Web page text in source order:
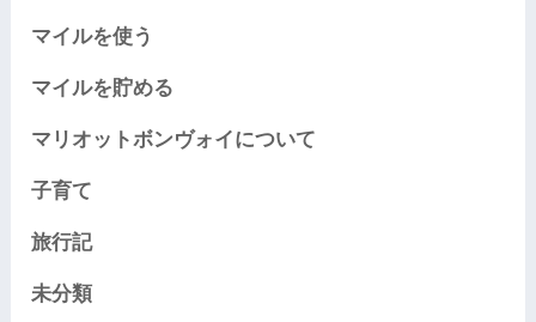
マイルを使う
マイルを貯める
マリオットボンヴォイについて
子育て
旅行記
未分類